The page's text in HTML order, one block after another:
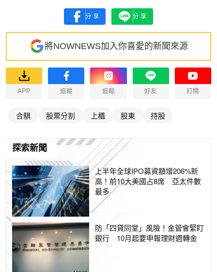
分享 分享
將NOWNEWS加入你喜愛的新聞來源
APP 追蹤 追蹤 好友 訂閱
合騏 股票分割 上櫃 股東 持股
探索新聞
上半年全球IPO募資額增206%新
高！前10大美國占8席 亞太件數
最多
防「四貸同堂」風險！金管會緊盯
銀行 10月起要申報理財週轉金